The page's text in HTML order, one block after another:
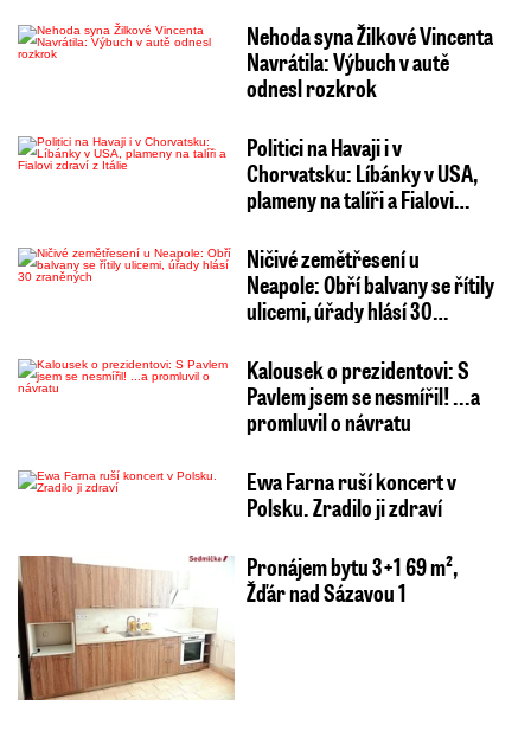
Nehoda syna Žilkové Vincenta
Navrátila: Výbuch v autě
odnesl rozkrok
Politici na Havaji i v
Chorvatsku: Líbánky v USA,
plameny na talíři a Fialovi…
Ničivé zemětřesení u
Neapole: Obří balvany se řítily
ulicemi, úřady hlásí 30…
Kalousek o prezidentovi: S
Pavlem jsem se nesmířil! ...a
promluvil o návratu
Ewa Farna ruší koncert v
Polsku. Zradilo ji zdraví
Pronájem bytu 3+1 69 m²,
Žďár nad Sázavou 1